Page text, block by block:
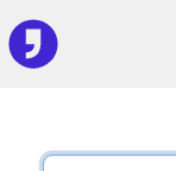
Otsingu juurde